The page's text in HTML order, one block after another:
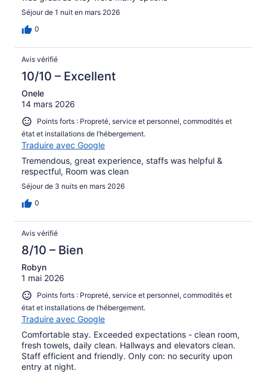
Séjour de 1 nuit en mars 2026
0
Avis vérifié
10/10 – Excellent
Onele
14 mars 2026
Points forts : Propreté, service et personnel, commodités et
état et installations de l’hébergement.
Traduire avec Google
Tremendous, great experience, staffs was helpful &
respectful, Room was clean
Séjour de 3 nuits en mars 2026
0
Avis vérifié
8/10 – Bien
Robyn
1 mai 2026
Points forts : Propreté, service et personnel, commodités et
état et installations de l’hébergement.
Traduire avec Google
Comfortable stay. Exceeded expectations - clean room,
fresh towels, daily clean. Hallways and elevators clean.
Staff efficient and friendly. Only con: no security upon
entry at night.